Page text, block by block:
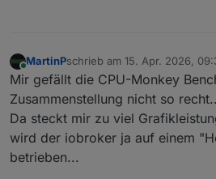
Online
MartinPschrieb am 15. Apr. 2026,
zuletzt editiert von
Mir gefällt die CPU-Monkey
Zusammenstellung nicht so
Da steckt mir zu viel
wird der iobroker ja auf einem
betrieben...